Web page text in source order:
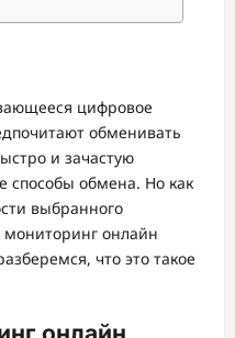
цифровое
обменивать
и зачастую
способы обмена. Но как
выбранного
онлайн
что это такое